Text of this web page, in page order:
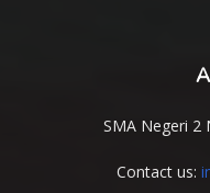
SMA Negeri 2
Contact us: